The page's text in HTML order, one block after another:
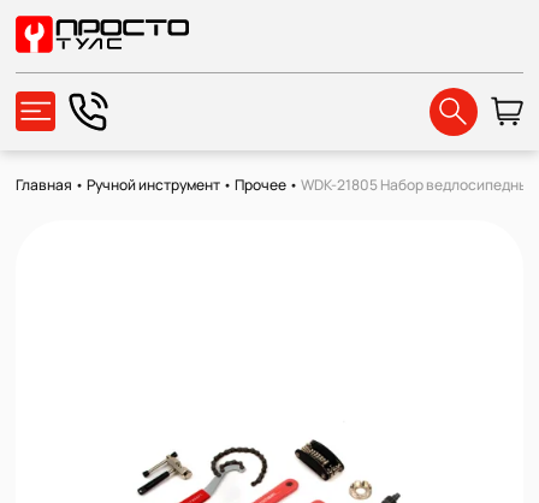
Главная •Ручной инструмент •Прочее •WDK-21805 Набор